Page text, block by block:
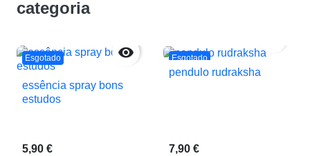
categoria
Esgotado 
essência spray bons
estudos
5,90 €
Esgotado
pendulo rudraksha
7,90 €